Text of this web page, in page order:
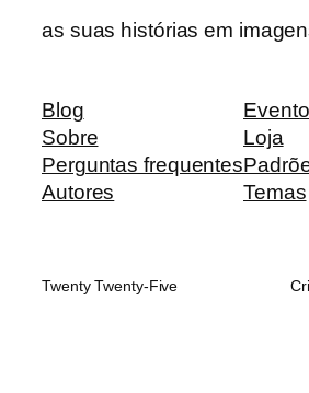
as suas histórias em
Blog
Sobre
Perguntas frequentes
Autores
Loja
Temas
Twenty Twenty-Five